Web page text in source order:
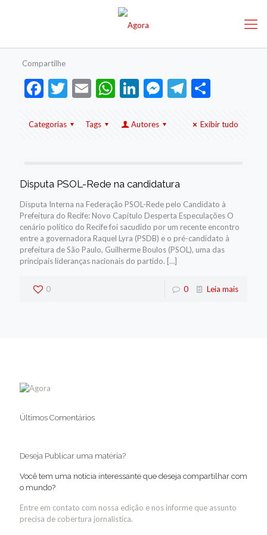
Compartilhe
Facebook
Twitter
EmailWhatsApp
LinkedIn
Messenger
Telegram
Share
Categorias Tags Autores Exibir tudo
Disputa PSOL-Rede na candidatura
Disputa Interna na Federação PSOL-Rede pelo Candidato à
Prefeitura do Recife: Novo Capítulo Desperta Especulações O
cenário político do Recife foi sacudido por um recente encontro
entre a governadora Raquel Lyra (PSDB) e o pré-candidato à
prefeitura de São Paulo, Guilherme Boulos (PSOL), uma das
principais lideranças nacionais do partido. […]
0 0 Leia mais
Últimos Comentários
Deseja Publicar uma matéria?
Você tem uma notícia interessante que deseja compartilhar com
o mundo?
Entre em contato com nossa edição e nos informe que assunto
precisa de cobertura jornalística.